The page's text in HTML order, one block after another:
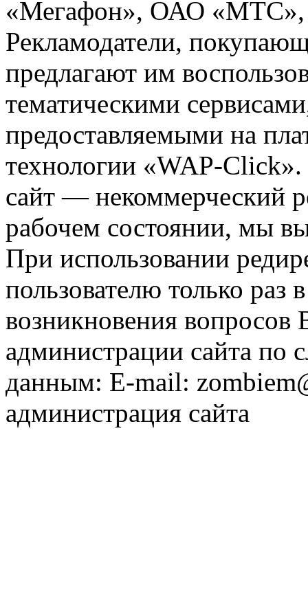
«Мегафон», ОАО «МТС»,
Рекламодатели,
предлагают им
тематическими
предоставляемыми на
технологии «WAP-
сайт — некоммерческий
рабочем состоянии, мы
При использовании
пользователю только раз
возникновения вопросов
администрации сайта
данным: E-mail:
администрация сайта